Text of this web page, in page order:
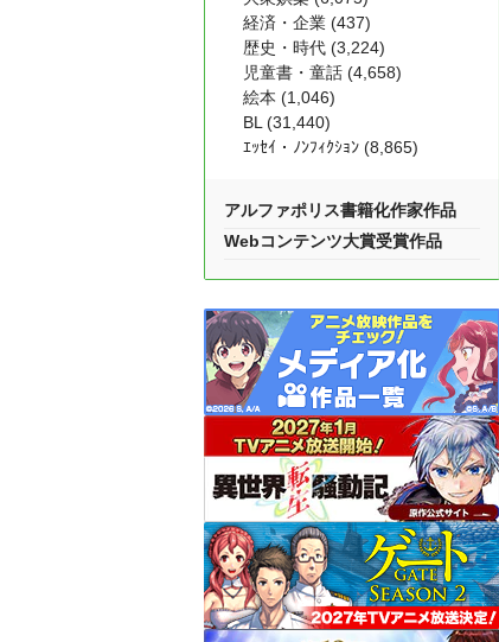
経済・企業 (437)
歴史・時代 (3,224)
児童書・童話 (4,658)
絵本 (1,046)
BL (31,440)
ｴｯｾｲ・ﾉﾝﾌｨｸｼｮﾝ (8,865)
アルファポリス書籍化作家作品
Webコンテンツ大賞受賞作品